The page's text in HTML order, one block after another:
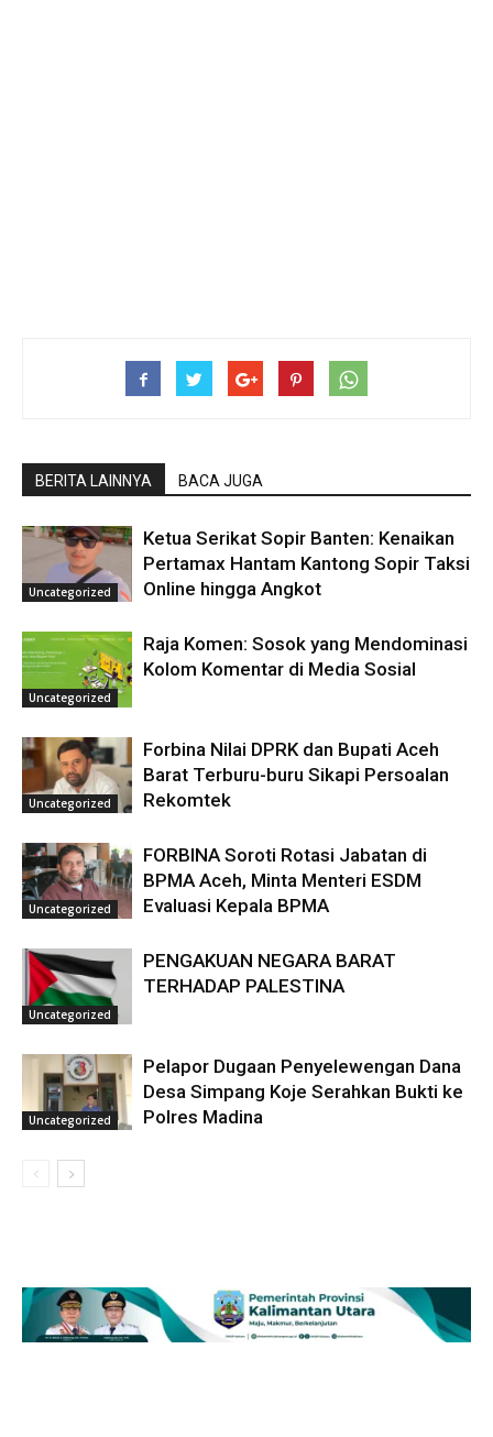
BERITA LAINNYA BACA JUGA
Uncategorized
Ketua Serikat Sopir Banten: Kenaikan
Pertamax Hantam Kantong Sopir Taksi
Online hingga Angkot
Uncategorized
Raja Komen: Sosok yang Mendominasi
Kolom Komentar di Media Sosial
Uncategorized
Forbina Nilai DPRK dan Bupati Aceh
Barat Terburu-buru Sikapi Persoalan
Rekomtek
Uncategorized
FORBINA Soroti Rotasi Jabatan di
BPMA Aceh, Minta Menteri ESDM
Evaluasi Kepala BPMA
Uncategorized
PENGAKUAN NEGARA BARAT
TERHADAP PALESTINA
Uncategorized
Pelapor Dugaan Penyelewengan Dana
Desa Simpang Koje Serahkan Bukti ke
Polres Madina